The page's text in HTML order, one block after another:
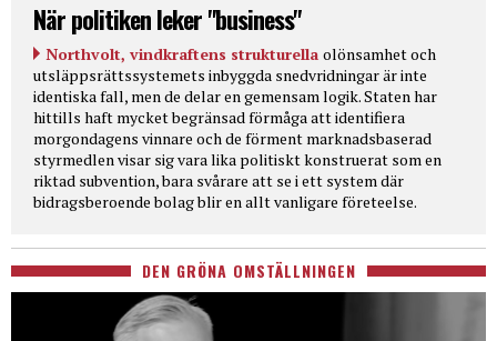
När politiken leker "business"
Northvolt, vindkraftens strukturella olönsamhet och
utsläppsrättssystemets inbyggda snedvridningar är inte
identiska fall, men de delar en gemensam logik. Staten har
hittills haft mycket begränsad förmåga att identifiera
morgondagens vinnare och de förment marknadsbaserad
styrmedlen visar sig vara lika politiskt konstruerat som en
riktad subvention, bara svårare att se i ett system där
bidragsberoende bolag blir en allt vanligare företeelse.
DEN GRÖNA OMSTÄLLNINGEN